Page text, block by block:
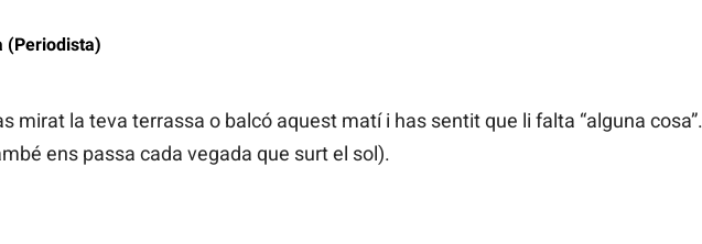
(Periodista)
mirat la teva terrassa o balcó aquest matí i has sentit que li falta “alguna cosa”.
ens passa cada vegada que surt el sol).